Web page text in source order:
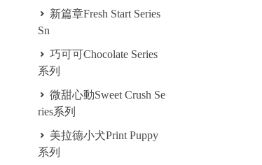
新篇章Fresh Start Series
Sn
巧可可Chocolate Series
系列
微甜心動Sweet Crush Se
ries系列
美拉德小犬Print Puppy
系列